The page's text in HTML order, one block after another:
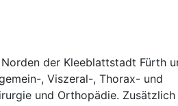
der Kleeblattstadt Fürth
, Viszeral-, Thorax- und
und Orthopädie.